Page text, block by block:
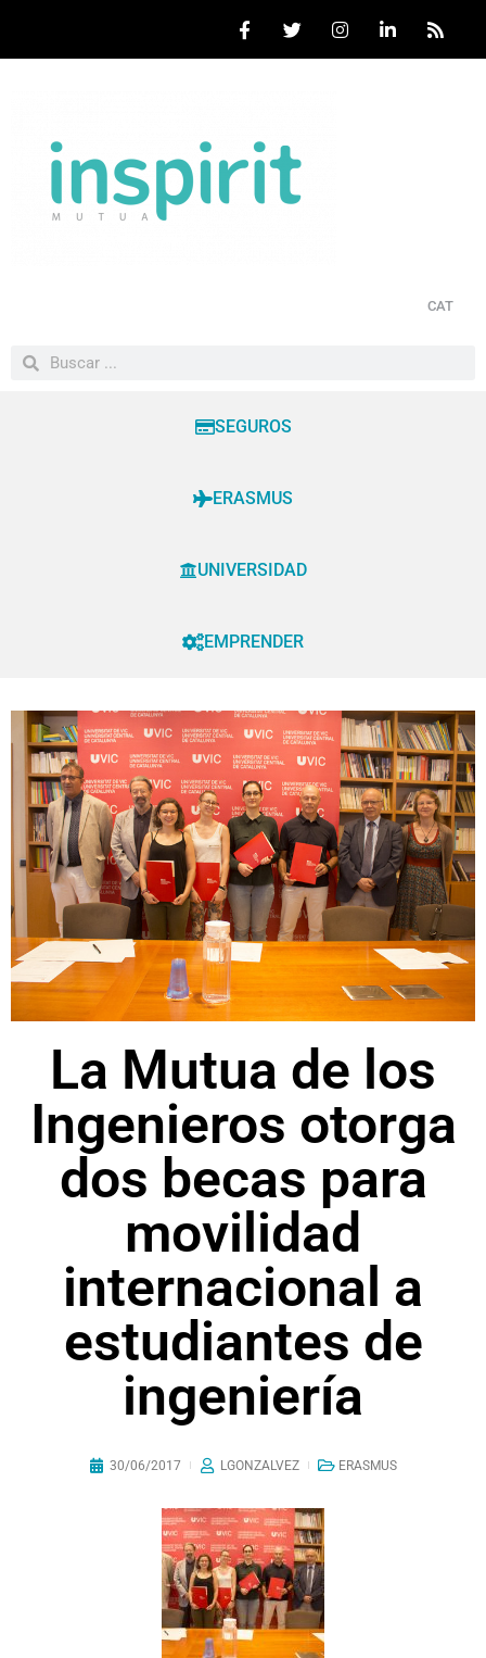
CAT
SEGUROS
ERASMUS
UNIVERSIDAD
EMPRENDER
La Mutua de los
Ingenieros otorga
dos becas para
movilidad
internacional a
estudiantes de
ingeniería
30/06/2017 LGONZALVEZ ERASMUS